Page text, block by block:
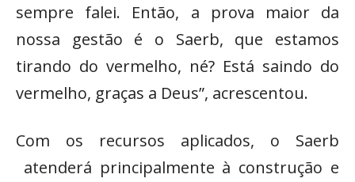
sempre falei. Então, a prova maior da
nossa gestão é o Saerb, que estamos
tirando do vermelho, né? Está saindo do
vermelho, graças a Deus”, acrescentou.
Com os recursos aplicados, o Saerb
atenderá principalmente à construção e